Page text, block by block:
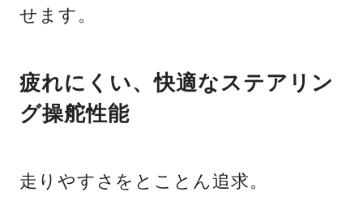
せます。
疲れにくい、快適なステアリン
グ操舵性能
走りやすさをとことん追求。